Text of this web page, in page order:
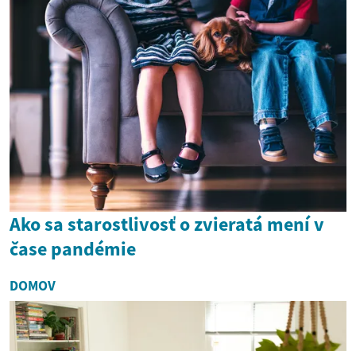
Ako sa starostlivosť o zvieratá mení v
čase pandémie
DOMOV